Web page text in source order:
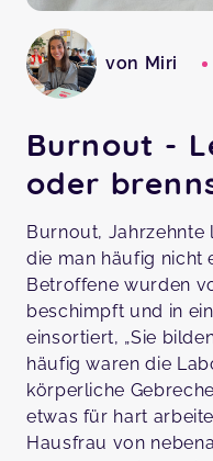
von Miri
Burnout -
oder
Burnout, Jahrzehnte
die man häufig nicht
Betroffene wurden
beschimpft und in
einsortiert, „Sie
häufig waren die
körperliche
etwas für hart
Hausfrau von